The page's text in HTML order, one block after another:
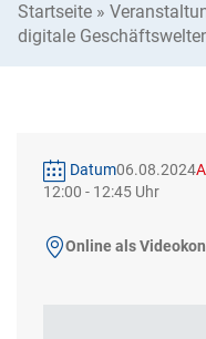
Startseite »
digitale
Datum06.08.2024
12:00 - 12:45
Online als